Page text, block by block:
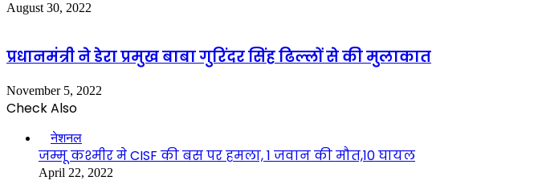
August 30, 2022
प्रधानमंत्री ने डेरा प्रमुख बाबा गुरिंदर सिंह ढिल्लों से की मुलाकात
November 5, 2022
Check Also
नेशनल
जम्मू कश्मीर मे CISF की बस पर हमला, 1 जवान की मौत,10 घायल
April 22, 2022